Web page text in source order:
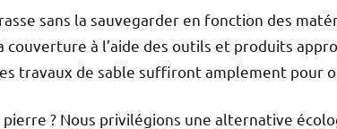
sans la sauvegarder en fonction des
à l’aide des outils et produits
travaux de sable suffiront amplement pour
? Nous privilégions une alternative